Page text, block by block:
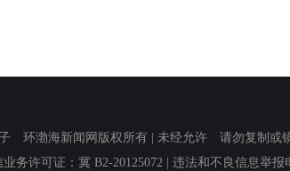
环渤海新闻网版权所有 | 未经允许 请勿复制或镜
务许可证：冀 B2-20125072 | 违法和不良信息举报